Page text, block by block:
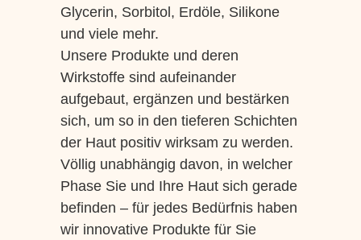
Glycerin, Sorbitol, Erdöle, Silikone
und viele mehr.
Unsere Produkte und deren
Wirkstoffe sind aufeinander
aufgebaut, ergänzen und bestärken
sich, um so in den tieferen Schichten
der Haut positiv wirksam zu werden.
Völlig unabhängig davon, in welcher
Phase Sie und Ihre Haut sich gerade
befinden – für jedes Bedürfnis haben
wir innovative Produkte für Sie